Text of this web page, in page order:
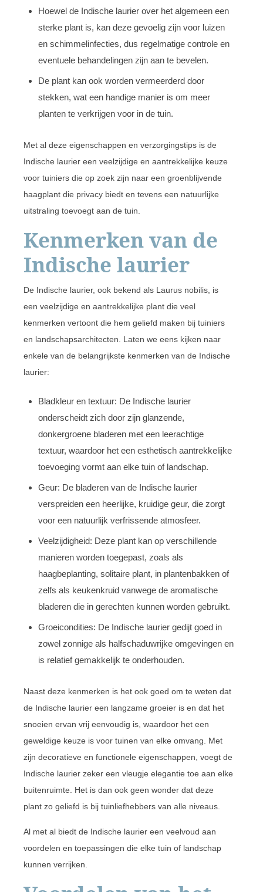
Hoewel de Indische laurier over het algemeen een
sterke plant is, kan deze gevoelig zijn voor luizen
en schimmelinfecties, dus regelmatige controle en
eventuele behandelingen zijn aan te bevelen.
De plant kan ook worden vermeerderd door
stekken, wat een handige manier is om meer
planten te verkrijgen voor in de tuin.
Met al deze eigenschappen en verzorgingstips is de
Indische laurier een veelzijdige en aantrekkelijke keuze
voor tuiniers die op zoek zijn naar een groenblijvende
haagplant die privacy biedt en tevens een natuurlijke
uitstraling toevoegt aan de tuin.
Kenmerken van de
Indische laurier
De Indische laurier, ook bekend als Laurus nobilis, is
een veelzijdige en aantrekkelijke plant die veel
kenmerken vertoont die hem geliefd maken bij tuiniers
en landschapsarchitecten. Laten we eens kijken naar
enkele van de belangrijkste kenmerken van de Indische
laurier:
Bladkleur en textuur: De Indische laurier
onderscheidt zich door zijn glanzende,
donkergroene bladeren met een leerachtige
textuur, waardoor het een esthetisch aantrekkelijke
toevoeging vormt aan elke tuin of landschap.
Geur: De bladeren van de Indische laurier
verspreiden een heerlijke, kruidige geur, die zorgt
voor een natuurlijk verfrissende atmosfeer.
Veelzijdigheid: Deze plant kan op verschillende
manieren worden toegepast, zoals als
haagbeplanting, solitaire plant, in plantenbakken of
zelfs als keukenkruid vanwege de aromatische
bladeren die in gerechten kunnen worden gebruikt.
Groeicondities: De Indische laurier gedijt goed in
zowel zonnige als halfschaduwrijke omgevingen en
is relatief gemakkelijk te onderhouden.
Naast deze kenmerken is het ook goed om te weten dat
de Indische laurier een langzame groeier is en dat het
snoeien ervan vrij eenvoudig is, waardoor het een
geweldige keuze is voor tuinen van elke omvang. Met
zijn decoratieve en functionele eigenschappen, voegt de
Indische laurier zeker een vleugje elegantie toe aan elke
buitenruimte. Het is dan ook geen wonder dat deze
plant zo geliefd is bij tuinliefhebbers van alle niveaus.
Al met al biedt de Indische laurier een veelvoud aan
voordelen en toepassingen die elke tuin of landschap
kunnen verrijken.